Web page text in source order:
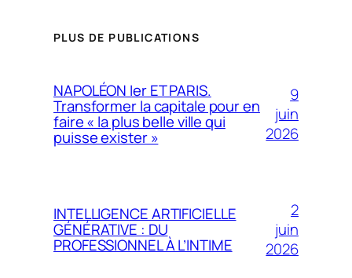
PLUS DE PUBLICATIONS
NAPOLÉON Ier ET PARIS.
Transformer la capitale pour en
faire « la plus belle ville qui
puisse exister »
9
juin
2026
INTELLIGENCE ARTIFICIELLE
GÉNÉRATIVE : DU
PROFESSIONNEL À L’INTIME
2
juin
2026